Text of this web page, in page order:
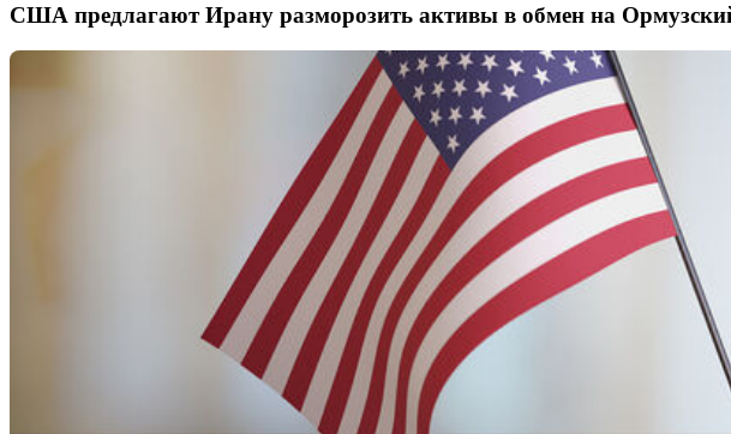
США предлагают Ирану разморозить активы в обмен на